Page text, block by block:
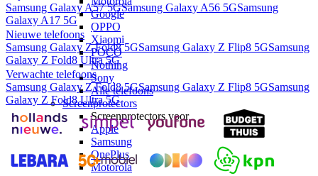
Google
OPPO
Xiaomi
POCO
Nothing
Sony
Alle telefoons
Screenprotectors
Screenprotectors voor
Apple
Samsung
OnePlus
Motorola
Samsung Galaxy A57 5GSamsung Galaxy A56 5GSamsung
Galaxy A17 5G
Nieuwe telefoons
Samsung Galaxy Z Fold8 5GSamsung Galaxy Z Flip8 5GSamsung
Galaxy Z Fold8 Ultra 5G
Verwachte telefoons
Samsung Galaxy Z Fold8 5GSamsung Galaxy Z Flip8 5GSamsung
Galaxy Z Fold8 Ultra 5G